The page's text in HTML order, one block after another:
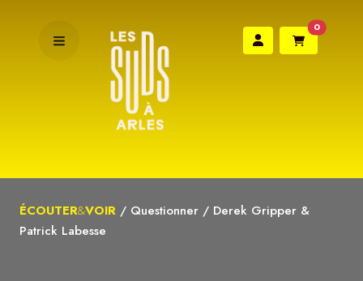
0
ÉCOUTER&VOIR / Questionner / Derek Gripper &
Patrick Labesse